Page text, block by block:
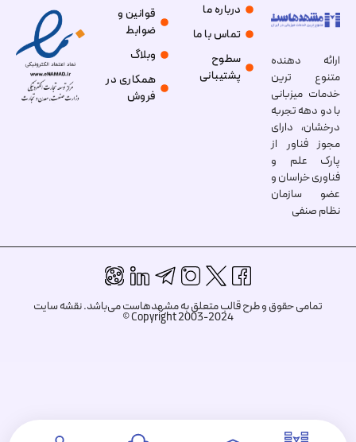
ارائه دهنده
متنوع ترین
خدمات میزبانی
با دو دهه تجربه
درخشان، دارای
مجوز فناور از
پارک علم و
فناوری خراسان و
عضو سازمان
نظام صنفی
درباره ما
تماس با ما
سطوح
پشتیبانی
قوانین و
ضوابط
وبلاگ
همکاری در
فروش
تمامی حقوق و طرح قالب متعلق به مشهدهاست می‌باشد.نقشه سایت
Copyright 2003-2024 ©